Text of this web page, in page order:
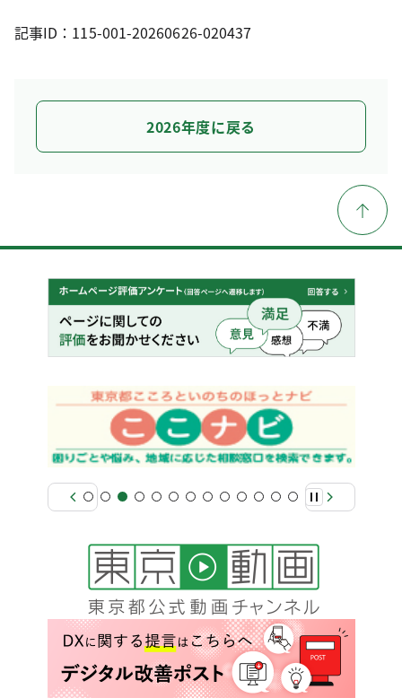
記事ID：115-001-20260626-020437
2026年度に戻る